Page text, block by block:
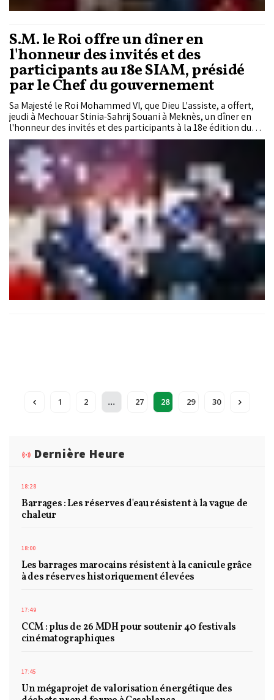
S.M. le Roi offre un dîner en
l'honneur des invités et des
participants au 18e SIAM, présidé
par le Chef du gouvernement
Sa Majesté le Roi Mohammed VI, que Dieu L'assiste, a offert,
jeudi à Mechouar Stinia-Sahrij Souani à Meknès, un dîner en
l'honneur des invités et des participants à la 18e édition du
Salon International de l'Agriculture au Maroc (SIAM), présidé
par le Chef du gouvernement, M. Aziz Akhannouch.
1 2 ... 27 28 29 30
Dernière Heure
18:28
Barrages : Les réserves d'eau résistent à la vague de
chaleur
18:00
Les barrages marocains résistent à la canicule grâce
à des réserves historiquement élevées
17:49
CCM : plus de 26 MDH pour soutenir 40 festivals
cinématographiques
17:45
Un mégaprojet de valorisation énergétique des